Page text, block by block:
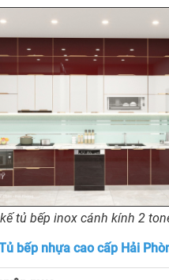
tủ bếp inox cánh kính 2
bếp nhựa cao cấp Hải